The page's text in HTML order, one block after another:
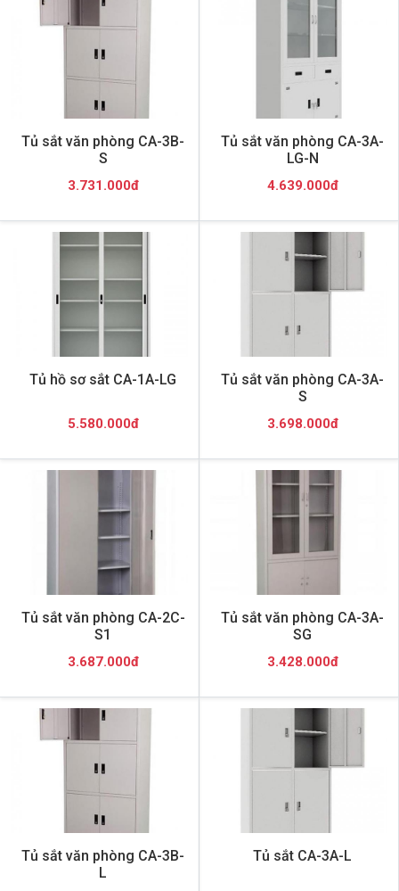
Tủ sắt văn phòng CA-3B-
S
3.731.000đ
Tủ sắt văn phòng CA-3A-
LG-N
4.639.000đ
Tủ hồ sơ sắt CA-1A-LG
5.580.000đ
Tủ sắt văn phòng CA-3A-
S
3.698.000đ
Tủ sắt văn phòng CA-2C-
S1
3.687.000đ
Tủ sắt văn phòng CA-3A-
SG
3.428.000đ
Tủ sắt văn phòng CA-3B-
L
Tủ sắt CA-3A-L